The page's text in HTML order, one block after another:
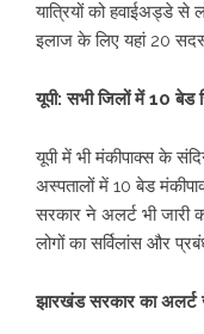
यात्रियों को हवाईअड्डे
इलाज के लिए यहां 20
यूपी: सभी जिलों में 10 बेड
यूपी में भी मंकीपाक्स के
अस्पतालों में 10 बेड
सरकार ने अलर्ट भी जारी
लोगों का सर्विलांस और
झारखंड सरकार का अलर्ट